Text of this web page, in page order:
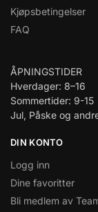
Kjøpsbetingelser
FAQ
ÅPNINGSTIDER
Hverdager: 8–16
Sommertider: 9-15
Jul, Påske og
DIN KONTO
Logg inn
Dine favoritter
Bli medlem av